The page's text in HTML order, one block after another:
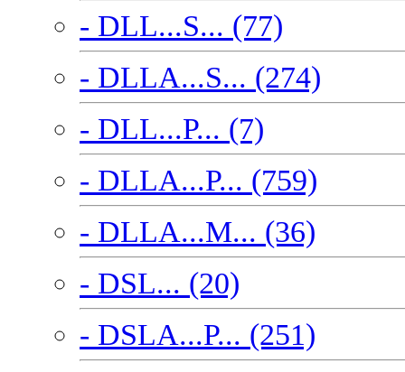
- DLL...S... (77)
- DLLA...S... (274)
- DLL...P... (7)
- DLLA...P... (759)
- DLLA...M... (36)
- DSL... (20)
- DSLA...P... (251)